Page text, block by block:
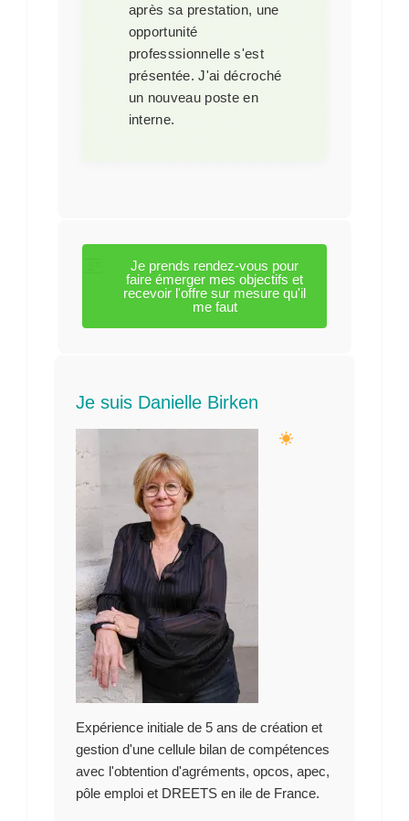
après sa prestation, une
opportunité
professsionnelle s'est
présentée. J'ai décroché
un nouveau poste en
interne.
Je prends rendez-vous pour
faire émerger mes objectifs et
recevoir l'offre sur mesure qu'il
me faut
Je suis Danielle Birken
Expérience initiale de 5 ans de création et
gestion d'une cellule bilan de compétences
avec l'obtention d'agréments, opcos, apec,
pôle emploi et DREETS en ile de France.